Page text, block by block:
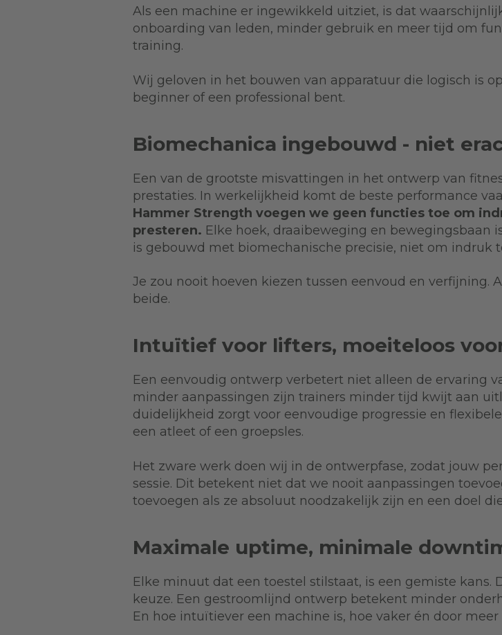
Als een machine er ingewikkeld uitziet, is dat
onboarding van leden, minder gebruik en meer tijd om
training.
Wij geloven in het bouwen van apparatuur die logisch is
beginner of een professional bent.
Biomechanica ingebouwd - niet
Een van de grootste misvattingen in het ontwerp van
prestaties. In werkelijkheid komt de beste performance
Hammer Strength voegen we geen functies toe om
presteren. Elke hoek, draaibeweging en bewegingsbaan
is gebouwd met biomechanische precisie, niet om indruk
Je zou nooit hoeven kiezen tussen eenvoud en verfijning.
beide.
Intuïtief voor lifters, moeiteloos
Een eenvoudig ontwerp verbetert niet alleen de ervaring
minder aanpassingen zijn trainers minder tijd kwijt aan
duidelijkheid zorgt voor eenvoudige progressie en
een atleet of een groepsles.
Het zware werk doen wij in de ontwerpfase, zodat jouw
sessie. Dit betekent niet dat we nooit aanpassingen
toevoegen als ze absoluut noodzakelijk zijn en een doel
Maximale uptime, minimale
Elke minuut dat een toestel stilstaat, is een gemiste
keuze. Een gestroomlijnd ontwerp betekent minder
En hoe intuïtiever een machine is, hoe vaker én door